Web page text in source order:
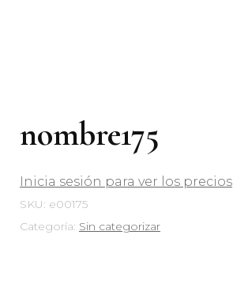
nombre175
Inicia sesión para ver los precios
SKU: e00175
Categoría: Sin categorizar